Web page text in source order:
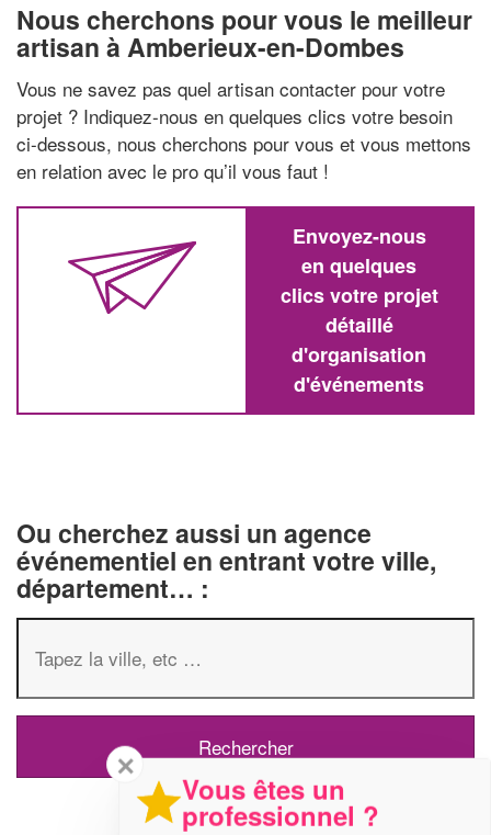
Nous cherchons pour vous le meilleur
artisan à Amberieux-en-Dombes
Vous ne savez pas quel artisan contacter pour votre
projet ? Indiquez-nous en quelques clics votre besoin
ci-dessous, nous cherchons pour vous et vous mettons
en relation avec le pro qu’il vous faut !
Envoyez-nous
en quelques
clics votre projet
détaillé
d'organisation
d'événements
Ou cherchez aussi un agence
événementiel en entrant votre ville,
département… :
✕
Vous êtes un
professionnel ?